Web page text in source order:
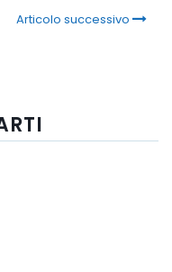
Articolo successivo